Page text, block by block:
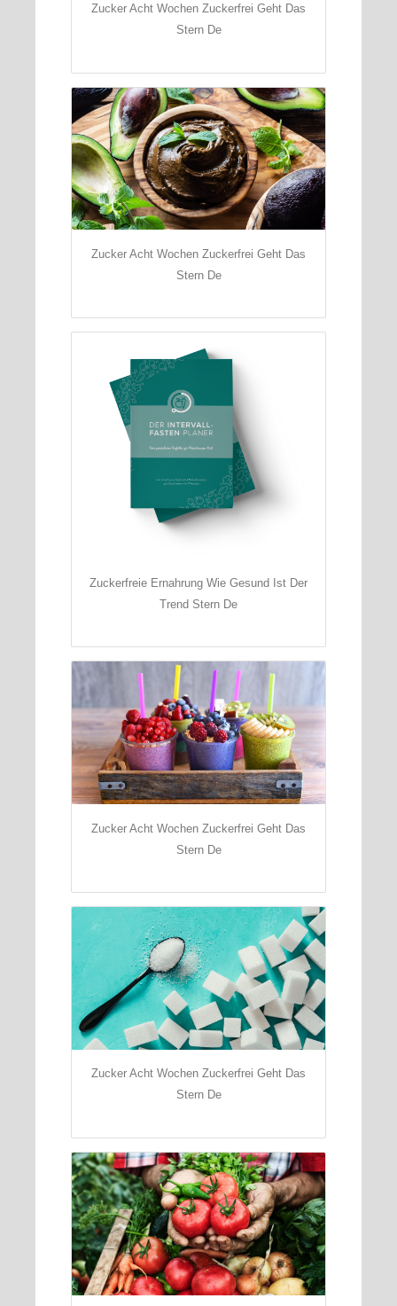
Zucker Acht Wochen Zuckerfrei Geht Das
Stern De
Zucker Acht Wochen Zuckerfrei Geht Das
Stern De
Zuckerfreie Ernahrung Wie Gesund Ist Der
Trend Stern De
Zucker Acht Wochen Zuckerfrei Geht Das
Stern De
Zucker Acht Wochen Zuckerfrei Geht Das
Stern De